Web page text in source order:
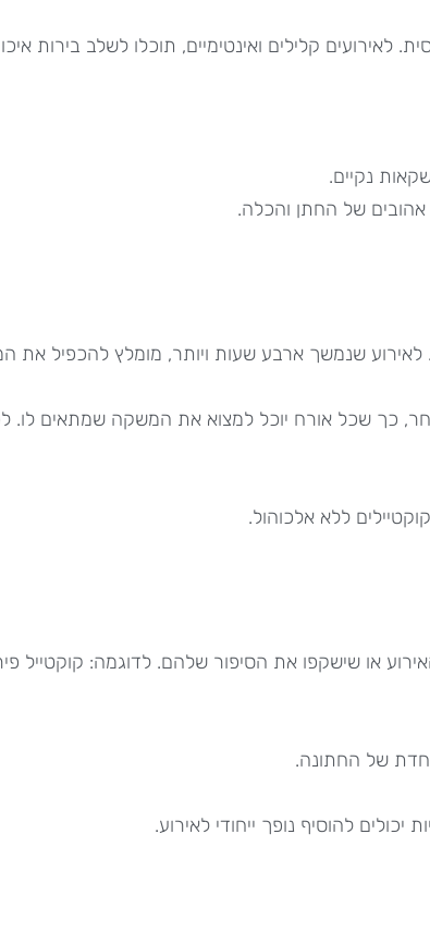
קלילים ואינטימיים, תוכלו לשלב בירות
נקיים.
של החתן והכלה.
שנמשך ארבע שעות ויותר, מומלץ להכפיל את
כך שכל אורח יוכל למצוא את המשקה שמתאים לו.
ללא אלכוהול.
האירוע או שישקפו את הסיפור שלהם. לדוגמה:
של החתונה.
להוסיף נופך ייחודי לאירוע.